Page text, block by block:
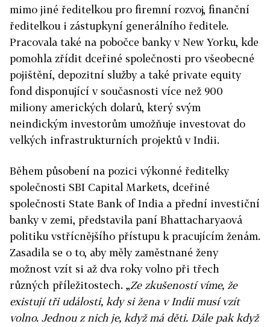
mimo jiné ředitelkou pro firemní rozvoj, finanční
ředitelkou i zástupkyní generálního ředitele.
Pracovala také na pobočce banky v New Yorku, kde
pomohla zřídit dceřiné společnosti pro všeobecné
pojištění, depozitní služby a také private equity
fond disponující v současnosti více než 900
miliony amerických dolarů, který svým
neindickým investorům umožňuje investovat do
velkých infrastrukturních projektů v Indii.
Během působení na pozici výkonné ředitelky
společnosti SBI Capital Markets, dceřiné
společnosti State Bank of India a přední investiční
banky v zemi, představila paní Bhattacharyaová
politiku vstřícnějšího přístupu k pracujícím ženám.
Zasadila se o to, aby měly zaměstnané ženy
možnost vzít si až dva roky volno při třech
různých příležitostech. „Ze zkušeností víme, že
existují tři události, kdy si žena v Indii musí vzít
volno. Jednou z nich je, když má děti. Dále pak když